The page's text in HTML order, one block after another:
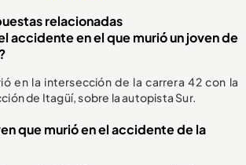
relacionadas
accidente en el que murió un joven de
en la intersección de la carrera 42 con la
de Itagüí, sobre la autopista Sur.
que murió en el accidente de la